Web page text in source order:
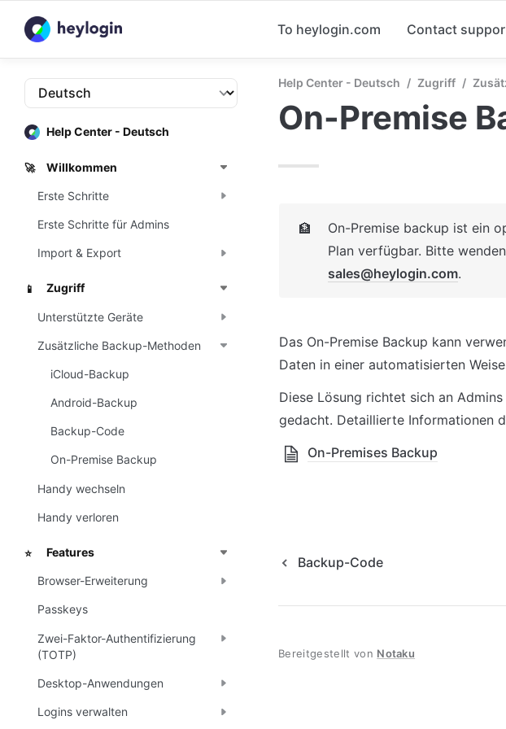
To heylogin.com Contact
Help Center - Deutsch
🚀 Willkommen
Erste Schritte
Erste Schritte für Admins
Import & Export
📱 Zugriff
Unterstützte Geräte
Zusätzliche Backup-Methoden
iCloud-Backup
Android-Backup
Backup-Code
On-Premise Backup
Handy wechseln
Handy verloren
⭐ Features
Browser-Erweiterung
Passkeys
Zwei-Faktor-Authentifizierung
(TOTP)
Desktop-Anwendungen
Logins verwalten
Help Center - Deutsch / Zugriff /
On-Premise
🏦
On-Premise backup ist ein
sales@heylogin.com.
Das On-Premise Backup kann
Daten in einer automatisierten
Diese Lösung richtet sich an
gedacht. Detaillierte Informationen
On-Premises Backup
Backup-Code
Bereitgestellt von Notaku